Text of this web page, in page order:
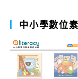
中小學數位